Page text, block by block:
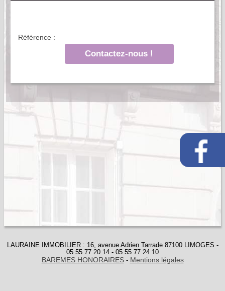
Référence :
Contactez-nous !
LAURAINE IMMOBILIER : 16, avenue Adrien Tarrade 87100 LIMOGES -
05 55 77 20 14 - 05 55 77 24 10
BAREMES HONORAIRES- Mentions légales